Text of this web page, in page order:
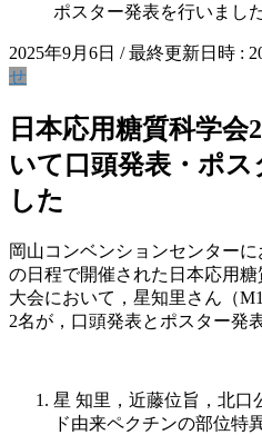
ポスター発表を行いまし
2025年9月6日 / 最終更新日時 :
せ
日本応用糖質科学会
いて口頭発表・ポス
した
岡山コンベンションセンターに
の日程で開催された日本応用糖
大会において，星知里さん（
2名が，口頭発表とポスター発
星 知里，近藤位旨，北口
ド由来ペクチンの部位特